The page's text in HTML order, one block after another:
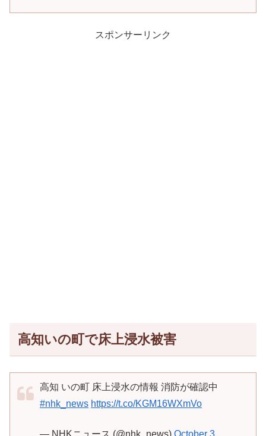
スポンサーリンク
高知いの町で床上浸水被害
高知 いの町 床上浸水の情報 消防が確認中
#nhk_news https://t.co/KGM16WXmVo
— NHKニュース (@nhk_news) October 3,